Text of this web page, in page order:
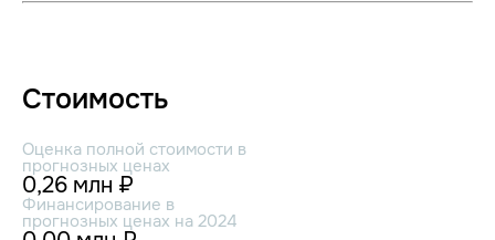
Стоимость
Оценка полной стоимости в
прогнозных ценах
0,26 млн ₽
Финансирование в
прогнозных ценах на 2024